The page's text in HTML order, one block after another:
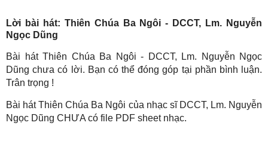
Lời bài hát: Thiên Chúa Ba Ngôi - DCCT, Lm. Nguyễn
Ngọc Dũng
Bài hát Thiên Chúa Ba Ngôi - DCCT, Lm. Nguyễn Ngọc
Dũng chưa có lời. Bạn có thể đóng góp tại phần bình luận.
Trân trọng !
Bài hát Thiên Chúa Ba Ngôi của nhạc sĩ DCCT, Lm. Nguyễn
Ngọc Dũng CHƯA có file PDF sheet nhạc.